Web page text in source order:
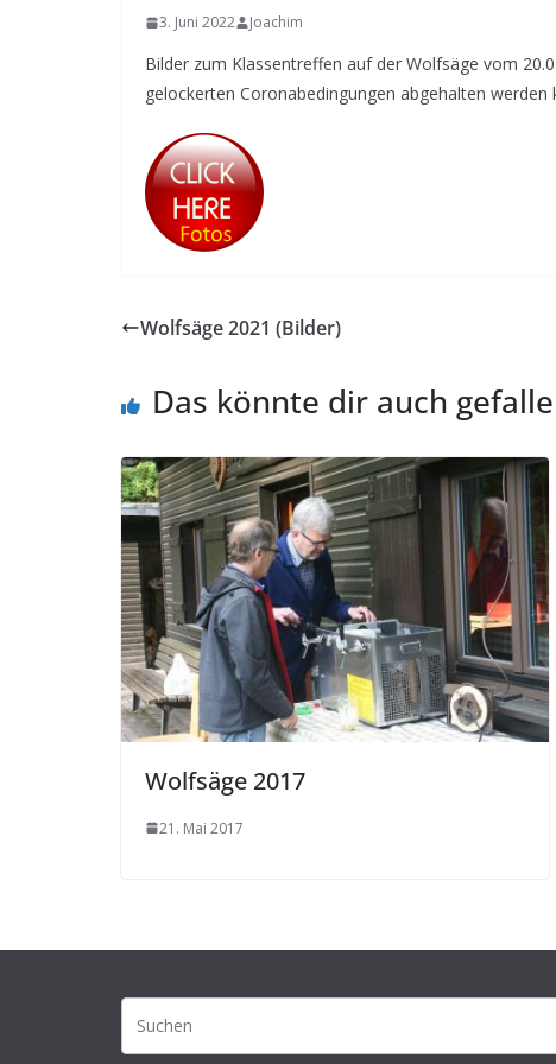
3. Juni 2022 Joachim
Bilder zum Klassentreffen auf der Wolfsäge vom
gelockerten Coronabedingungen abgehalten werden
Wolfsäge 2021 (Bilder)
Das könnte dir auch
Wolfsäge 2017
21. Mai 2017